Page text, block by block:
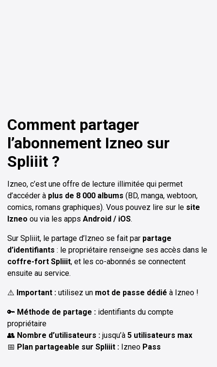
Comment partager
l’abonnement Izneo sur
Spliiit ?
Izneo, c’est une offre de lecture illimitée qui permet
d’accéder à plus de 8 000 albums (BD, manga, webtoon,
comics, romans graphiques). Vous pouvez lire sur le site
Izneo ou via les apps Android / iOS.
Sur Spliiit, le partage d’Izneo se fait par partage
d’identifiants : le propriétaire renseigne ses accès dans le
coffre-fort Spliiit, et les co-abonnés se connectent
ensuite au service.
⚠️ Important : utilisez un mot de passe dédié à Izneo !
🔑 Méthode de partage : identifiants du compte
propriétaire
👥 Nombre d’utilisateurs : jusqu’à 5 utilisateurs max
📅 Plan partageable sur Spliiit : Izneo Pass